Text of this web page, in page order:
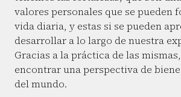
valores personales que se pueden
vida diaria, y estas si se pueden
desarrollar a lo largo de nuestra
Gracias a la práctica de las
encontrar una perspectiva de
del mundo.